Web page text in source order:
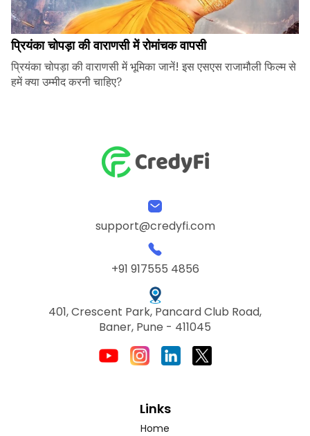
प्रियंका चोपड़ा की वाराणसी में रोमांचक वापसी
प्रियंका चोपड़ा की वाराणसी में भूमिका जानें! इस एसएस राजामौली फिल्म से
हमें क्या उम्मीद करनी चाहिए?
support@credyfi.com
+91 917555 4856
401, Crescent Park, Pancard Club Road,
Baner, Pune - 411045
Links
Home